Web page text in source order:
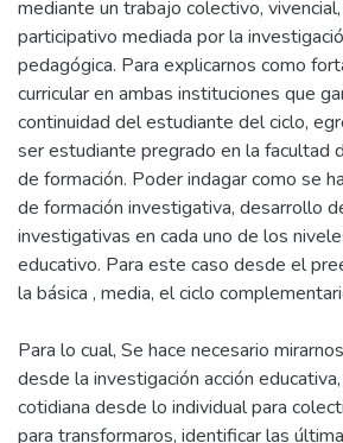
mediante un trabajo colectivo,
participativo mediada por la
pedagógica. Para explicarnos como
curricular en ambas instituciones que
continuidad del estudiante del ciclo,
ser estudiante pregrado en la facultad
de formación. Poder indagar como se
de formación investigativa, desarrollo
investigativas en cada uno de los
educativo. Para este caso desde el
la básica , media, el ciclo
Para lo cual, Se hace necesario
desde la investigación acción
cotidiana desde lo individual para
para transformaros, identificar las